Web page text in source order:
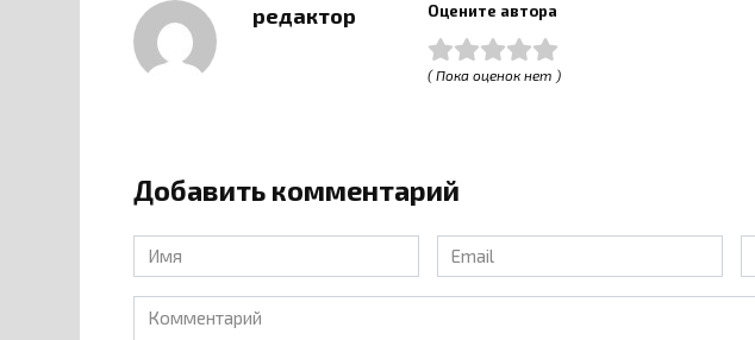
редактор Оцените автора
( Пока оценок нет )
Добавить комментарий
Имя
*
Email
*
Комментарий